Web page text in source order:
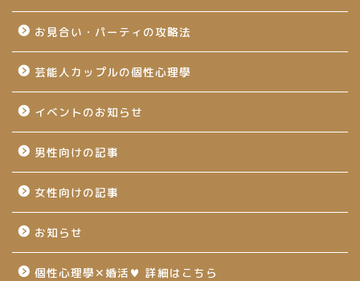
お見合い・パーティの攻略法
芸能人カップルの個性心理學
イベントのお知らせ
男性向けの記事
女性向けの記事
お知らせ
個性心理學✕婚活♥ 詳細はこちら